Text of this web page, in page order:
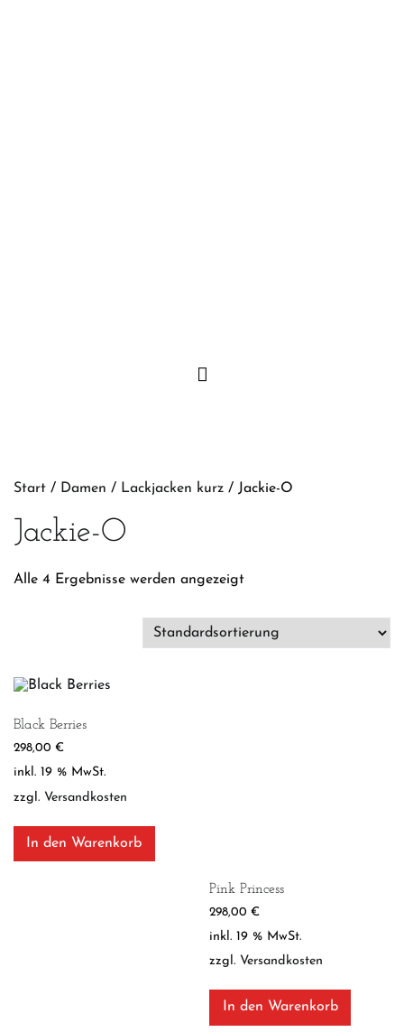
Start / Damen / Lackjacken kurz / Jackie-O
Jackie-O
Alle 4 Ergebnisse werden angezeigt
Black Berries
298,00 €
inkl. 19 % MwSt.
zzgl. Versandkosten
In den Warenkorb
Pink Princess
298,00€
inkl. 19 % MwSt.
zzgl. Versandkosten
In den Warenkorb